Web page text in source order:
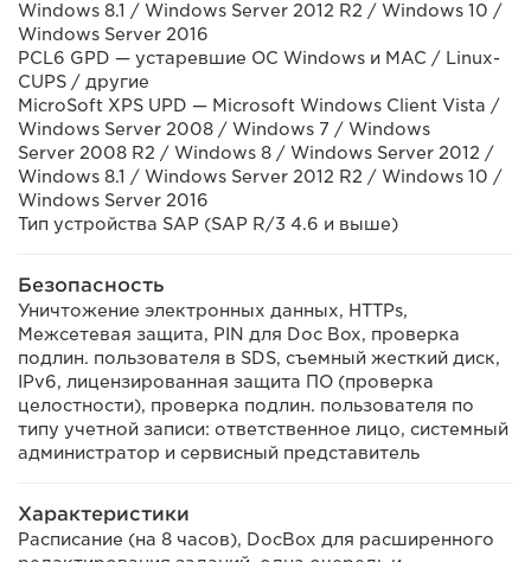
Windows 8.1 / Windows Server 2012 R2 / Windows 10 /
Windows Server 2016
PCL6 GPD — устаревшие ОС Windows и MAC / Linux-
CUPS / другие
MicroSoft XPS UPD — Microsoft Windows Client Vista /
Windows Server 2008 / Windows 7 / Windows
Server 2008 R2 / Windows 8 / Windows Server 2012 /
Windows 8.1 / Windows Server 2012 R2 / Windows 10 /
Windows Server 2016
Тип устройства SAP (SAP R/3 4.6 и выше)
Безопасность
Уничтожение электронных данных, HTTPs,
Межсетевая защита, PIN для Doc Box, проверка
подлин. пользователя в SDS, съемный жесткий диск,
IPv6, лицензированная защита ПО (проверка
целостности), проверка подлин. пользователя по
типу учетной записи: ответственное лицо, системный
администратор и сервисный представитель
Характеристики
Расписание (на 8 часов), DocBox для расширенного